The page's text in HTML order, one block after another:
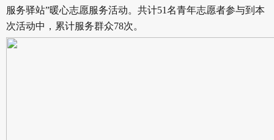
服务驿站”暖心志愿服务活动。共计51名青年志愿者参与到本
次活动中，累计服务群众78次。